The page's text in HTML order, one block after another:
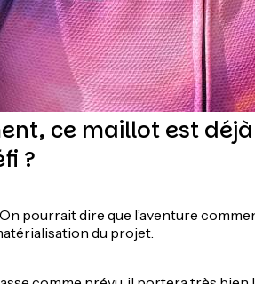
ce maillot est
?
pourrait dire que l’aventure
du projet.